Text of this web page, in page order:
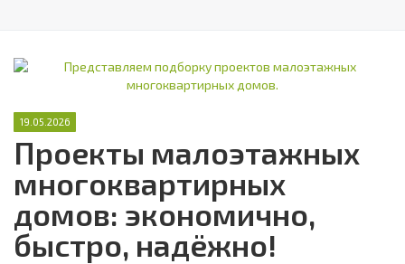
19.05.2026
Проекты малоэтажных
многоквартирных
домов: экономично,
быстро, надёжно!